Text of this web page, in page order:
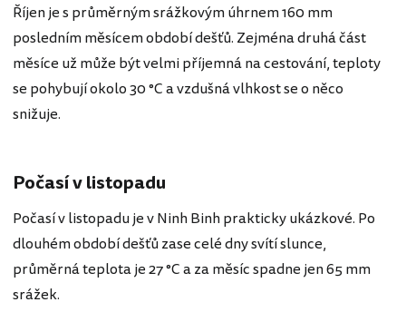
Říjen je s průměrným srážkovým úhrnem 160 mm
posledním měsícem období dešťů. Zejména druhá část
měsíce už může být velmi příjemná na cestování, teploty
se pohybují okolo 30 °C a vzdušná vlhkost se o něco
snižuje.
Počasí v listopadu
Počasí v listopadu je v Ninh Binh prakticky ukázkové. Po
dlouhém období dešťů zase celé dny svítí slunce,
průměrná teplota je 27 °C a za měsíc spadne jen 65 mm
srážek.